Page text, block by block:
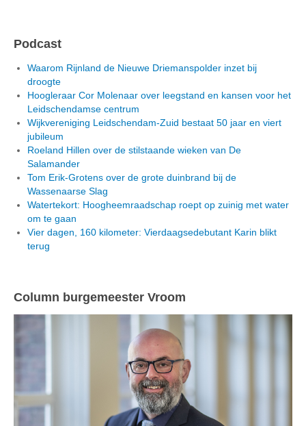
Podcast
Waarom Rijnland de Nieuwe Driemanspolder inzet bij
droogte
Hoogleraar Cor Molenaar over leegstand en kansen voor het
Leidschendamse centrum
Wijkvereniging Leidschendam-Zuid bestaat 50 jaar en viert
jubileum
Roeland Hillen over de stilstaande wieken van De
Salamander
Tom Erik-Grotens over de grote duinbrand bij de
Wassenaarse Slag
Watertekort: Hoogheemraadschap roept op zuinig met water
om te gaan
Vier dagen, 160 kilometer: Vierdaagsedebutant Karin blikt
terug
Column burgemeester Vroom